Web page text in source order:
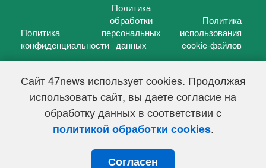
Сайт 47news использует cookies. Продолжая
использовать сайт, вы даете согласие на
обработку данных в соответствии с
политикой обработки cookies.
Согласен
Политика
конфиденциальности
Политика
обработки
персональных
данных
Политика
использования
cookie-файлов
47 новостей (47 news)2005 — 2026 г.
Свидетельство о регистрации СМИ Эл № ФС 77-39848, выдано
Федеральной службой по надзору в сфере связи,
информационных технологий и массовых коммуникаций